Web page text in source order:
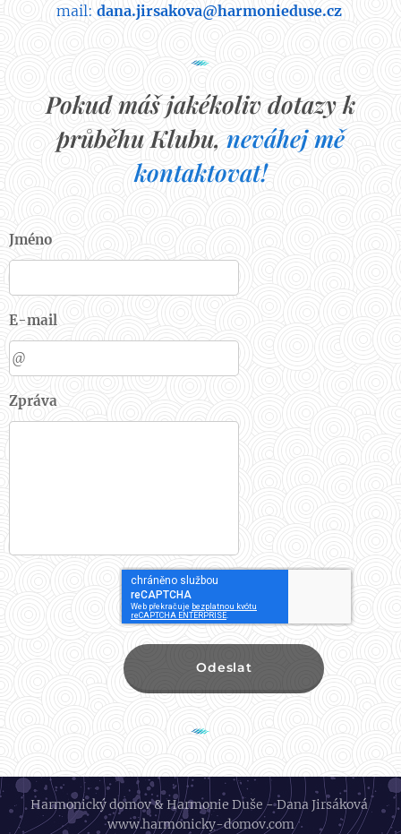
mail: dana.jirsakova@harmonieduse.cz
Pokud máš jakékoliv dotazy k
průběhu Klubu, neváhej mě
kontaktovat!
Jméno
E-mail
Zpráva
Odeslat
Harmonický domov & Harmonie Duše - Dana Jirsáková
www.harmonicky-domov.com